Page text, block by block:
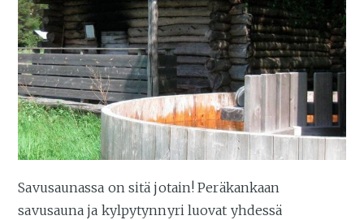
Savusaunassa on sitä jotain! Peräkankaan
savusauna ja kylpytynnyri luovat yhdessä